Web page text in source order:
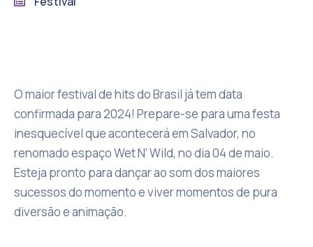
O maior festival de hits do Brasil já tem data
confirmada para 2024! Prepare-se para uma festa
inesquecível que acontecerá em Salvador, no
renomado espaço Wet N’ Wild, no dia 04 de maio.
Esteja pronto para dançar ao som dos maiores
sucessos do momento e viver momentos de pura
diversão e animação.